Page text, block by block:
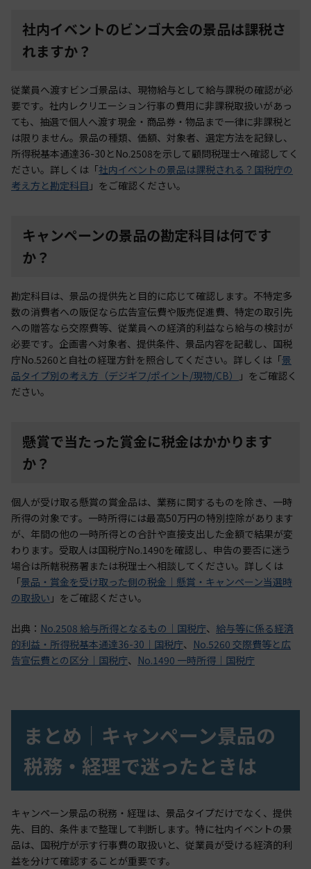
社内イベントのビンゴ大会の景品は課税さ
れますか？
従業員へ渡すビンゴ景品は、現物給与として給与課税の確認が必
要です。社内レクリエーション行事の費用に非課税取扱いがあっ
ても、抽選で個人へ渡す現金・商品券・物品まで一律に非課税と
は限りません。景品の種類、価額、対象者、選定方法を記録し、
所得税基本通達36-30とNo.2508を示して顧問税理士へ確認してく
ださい。詳しくは「社内イベントの景品は課税される？国税庁の
考え方と勘定科目 」をご確認ください。
キャンペーンの景品の勘定科目は何です
か？
勘定科目は、景品の提供先と目的に応じて確認します。不特定多
数の消費者への販促なら広告宣伝費や販売促進費、特定の取引先
への贈答なら交際費等、従業員への経済的利益なら給与の検討が
必要です。企画書へ対象者、提供条件、景品内容を記載し、国税
庁No.5260と自社の経理方針を照合してください。詳しくは「景
品タイプ別の考え方（デジギフ/ポイント/現物/CB）
」をご確認く
ださい。
懸賞で当たった賞金に税金はかかります
か？
個人が受け取る懸賞の賞金品は、業務に関するものを除き、一時
所得の対象です。一時所得には最高50万円の特別控除があります
が、年間の他の一時所得との合計や直接支出した金額で結果が変
わります。受取人は国税庁No.1490を確認し、申告の要否に迷う
場合は所轄税務署または税理士へ相談してください。詳しくは
「景品・賞金を受け取った側の税金｜懸賞・キャンペーン当選時
の取扱い 」をご確認ください。
出典： No.2508 給与所得となるもの｜国税庁、 給与等に係る経済
的利益・所得税基本通達36-30｜国税庁、 No.5260 交際費等と広
告宣伝費との区分｜国税庁、 No.1490 一時所得｜国税庁
まとめ｜キャンペーン景品の
税務・経理で迷ったときは
キャンペーン景品の税務・経理は、景品タイプだけでなく、提供
先、目的、条件まで整理して判断します。特に社内イベントの景
品は、国税庁が示す行事費の取扱いと、従業員が受ける経済的利
益を分けて確認することが重要です。